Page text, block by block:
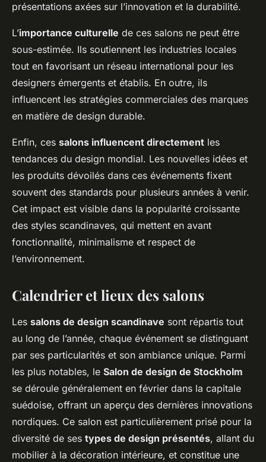
présentations axées sur l’innovation et la durabilité.
L’importance culturelle de ces salons ne peut être
sous-estimée. Ils soutiennent les industries locales
tout en favorisant un réseau international pour les
designers émergents et établis. En outre, ils
influencent les stratégies commerciales des marques
en matière de design durable.
Enfin, ces salons influencent directement les
tendances du design mondial. Les nouvelles idées et
les produits dévoilés dans ces événements fixent
souvent des standards pour plusieurs années à venir.
Cet impact est visible dans la popularité croissante
des styles scandinaves, qui mettent en avant
fonctionnalité, minimalisme et respect de
l’environnement.
Calendrier et lieux des salons
Les salons de design scandinave sont répartis tout
au long de l’année, chaque événement se distinguant
par ses particularités et son ambiance unique. Parmi
les plus notables, le Salon de design de Stockholm
se déroule généralement en février dans la capitale
suédoise, offrant un aperçu des dernières innovations
nordiques. Ce salon est particulièrement prisé pour la
diversité de ses types de design présentés, allant du
mobilier à la décoration intérieure, et constitue une